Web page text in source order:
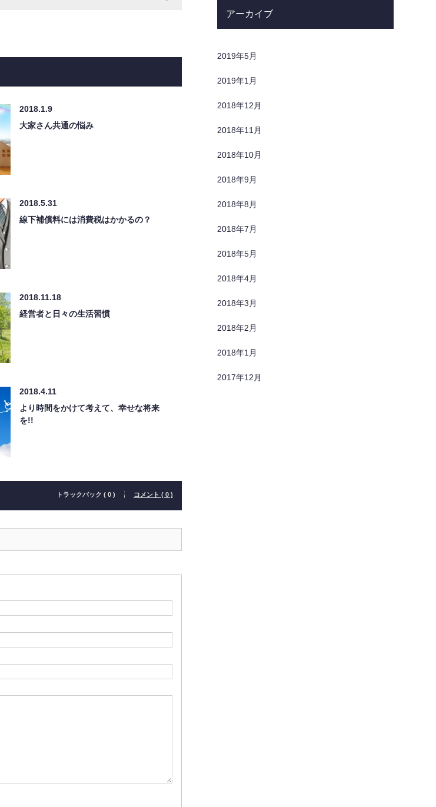
2018.1.9
大家さん共通の悩み
2018.5.31
線下補償料には消費税はかかるの？
2018.11.18
経営者と日々の生活習慣
2018.4.11
より時間をかけて考えて、幸せな将来
を!!
トラックバック ( 0 ) コメント ( 0 )
アーカイブ
2019年5月
2019年1月
2018年12月
2018年11月
2018年10月
2018年9月
2018年8月
2018年7月
2018年5月
2018年4月
2018年3月
2018年2月
2018年1月
2017年12月